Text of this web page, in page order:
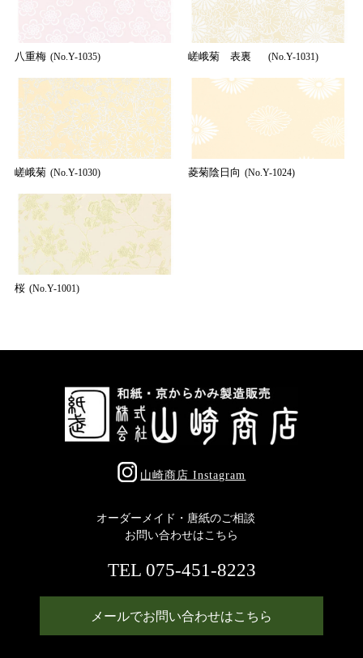
八重梅 (No.Y-1035) 嵯峨菊 表裏 (No.Y-1031)
嵯峨菊 (No.Y-1030) 菱菊陰日向 (No.Y-1024)
桜 (No.Y-1001)
山崎商店 Instagram
オーダーメイド・唐紙のご相談
お問い合わせはこちら
TEL 075-451-8223
メールでお問い合わせはこちら